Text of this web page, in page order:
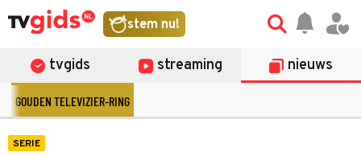
stem nu!
tvgids streaming nieuws
GOUDEN TELEVIZIER-RING
SERIE